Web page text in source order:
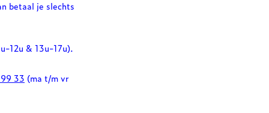
betaal je slechts
12u & 13u-17u).
33 (ma t/m vr